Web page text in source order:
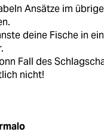
Ansätze im
deine Fische in
Fall des
nicht!